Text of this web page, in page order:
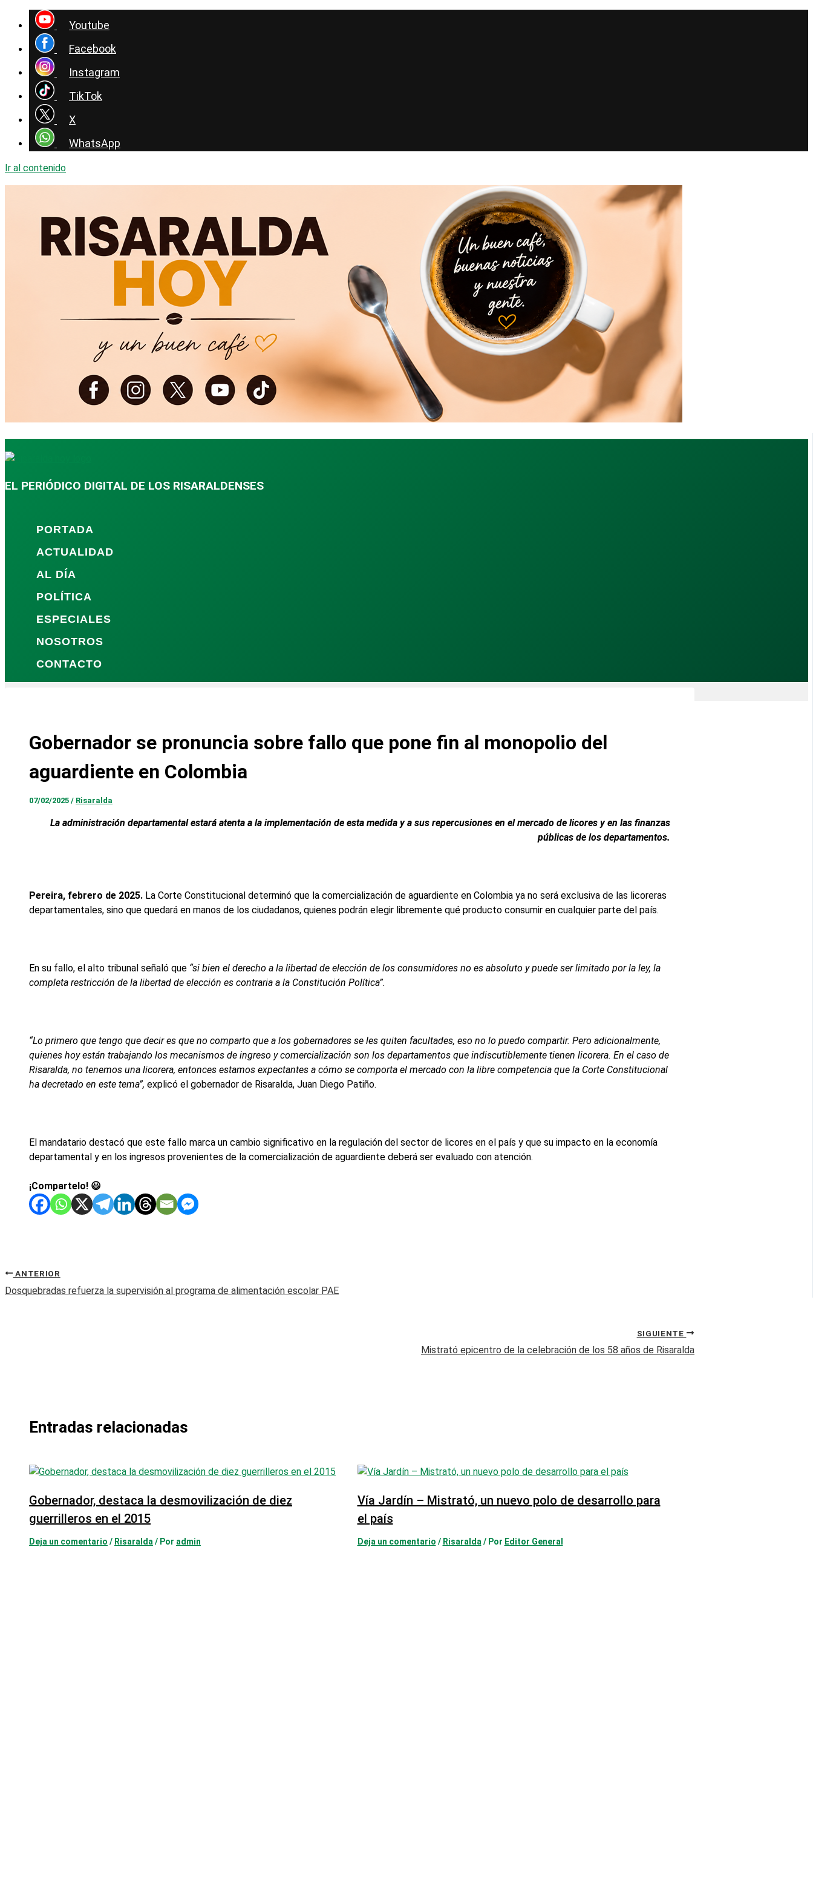
Youtube
Facebook
Instagram
TikTok
X
WhatsApp
Ir al contenido
EL PERIÓDICO DIGITAL DE LOS RISARALDENSES
PORTADA
ACTUALIDAD
AL DÍA
POLÍTICA
ESPECIALES
NOSOTROS
CONTACTO
Gobernador se pronuncia sobre fallo que pone fin al monopolio del
aguardiente en Colombia
07/02/2025 / Risaralda
La administración departamental estará atenta a la implementación de esta medida y a sus repercusiones en el mercado de licores y en las finanzas
públicas de los departamentos.
Pereira, febrero de 2025. La Corte Constitucional determinó que la comercialización de aguardiente en Colombia ya no será exclusiva de las licoreras
departamentales, sino que quedará en manos de los ciudadanos, quienes podrán elegir libremente qué producto consumir en cualquier parte del país.
En su fallo, el alto tribunal señaló que “si bien el derecho a la libertad de elección de los consumidores no es absoluto y puede ser limitado por la ley, la
completa restricción de la libertad de elección es contraria a la Constitución Política”.
“Lo primero que tengo que decir es que no comparto que a los gobernadores se les quiten facultades, eso no lo puedo compartir. Pero adicionalmente,
quienes hoy están trabajando los mecanismos de ingreso y comercialización son los departamentos que indiscutiblemente tienen licorera. En el caso de
Risaralda, no tenemos una licorera, entonces estamos expectantes a cómo se comporta el mercado con la libre competencia que la Corte Constitucional
ha decretado en este tema”, explicó el gobernador de Risaralda, Juan Diego Patiño.
El mandatario destacó que este fallo marca un cambio significativo en la regulación del sector de licores en el país y que su impacto en la economía
departamental y en los ingresos provenientes de la comercialización de aguardiente deberá ser evaluado con atención.
¡Compartelo! 😃
ANTERIOR
Dosquebradas refuerza la supervisión al programa de alimentación escolar PAE
SIGUIENTE
Mistrató epicentro de la celebración de los 58 años de Risaralda
Entradas relacionadas
Gobernador, destaca la desmovilización de diez
guerrilleros en el 2015
Deja un comentario / Risaralda/ Por admin
Vía Jardín – Mistrató, un nuevo polo de desarrollo para
el país
Deja un comentario / Risaralda/ Por Editor General